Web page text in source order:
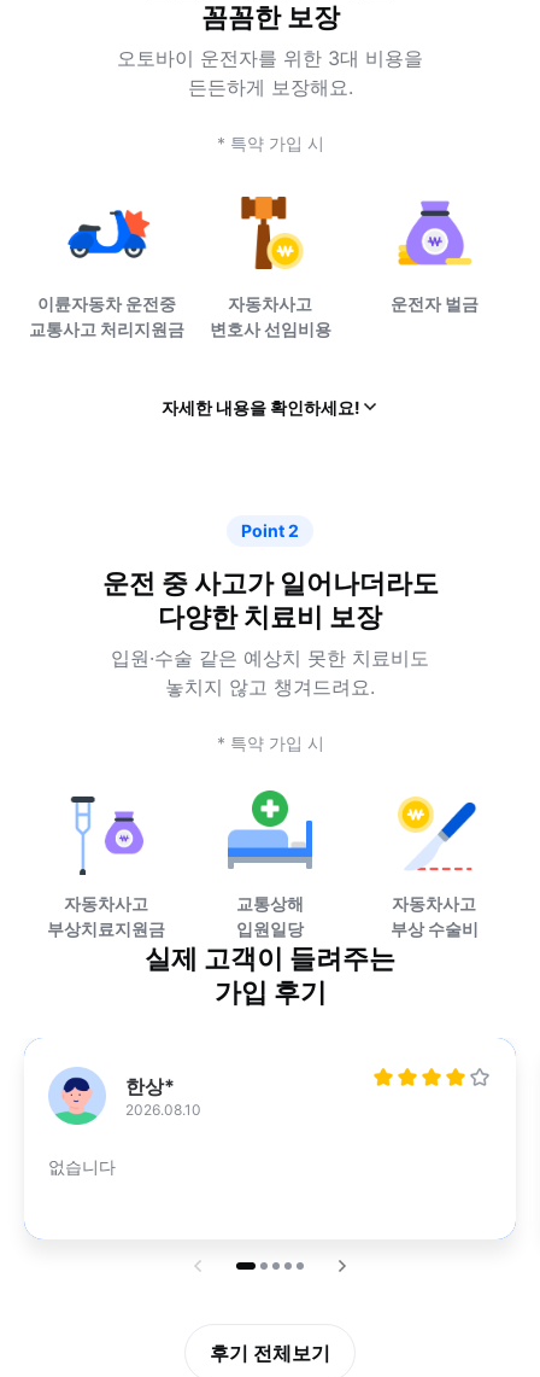
꼼꼼한 보장
오토바이 운전자를 위한 3대 비용을
든든하게 보장해요.
* 특약 가입 시
이륜자동차 운전중
교통사고 처리지원금
자동차사고
변호사 선임비용
운전자 벌금
자세한 내용을 확인하세요!
Point 2
운전 중 사고가 일어나더라도
다양한 치료비 보장
입원·수술 같은 예상치 못한 치료비도
놓치지 않고 챙겨드려요.
* 특약 가입 시
자동차사고
부상치료지원금
교통상해
입원일당
자동차사고
부상 수술비
실제 고객이 들려주는
가입 후기
남자
한상*
2026.08.10
없습니다
후기 전체보기